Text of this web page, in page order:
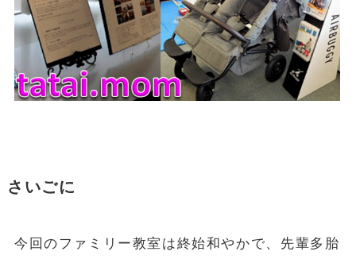
さいごに
今回のファミリー教室は終始和やかで、先輩多胎